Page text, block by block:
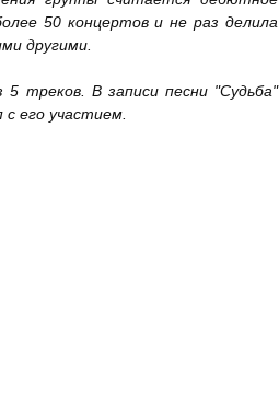
50 концертов и не раз делила
другими.
треков. В записи песни "Судьба"
его участием.